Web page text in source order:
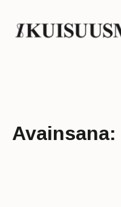
Avainsana: